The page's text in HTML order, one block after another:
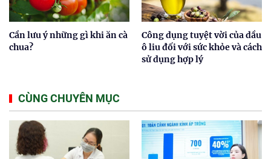
Cần lưu ý những gì khi ăn cà
chua?
Công dụng tuyệt vời của dầu
ô liu đối với sức khỏe và cách
sử dụng hợp lý
CÙNG CHUYÊN MỤC